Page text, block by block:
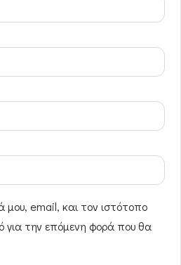
μου, email, και τον ιστότοπο
για την επόμενη φορά που θα